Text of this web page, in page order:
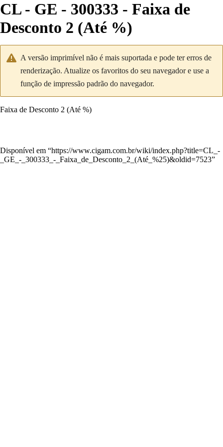
CL - GE - 300333 - Faixa de
Desconto 2 (Até %)
A versão imprimível não é mais suportada e pode ter erros de
renderização. Atualize os favoritos do seu navegador e use a
função de impressão padrão do navegador.
Faixa de Desconto 2 (Até %)
Disponível em “https://www.cigam.com.br/wiki/index.php?title=CL_-
_GE_-_300333_-_Faixa_de_Desconto_2_(Até_%25)&oldid=7523”